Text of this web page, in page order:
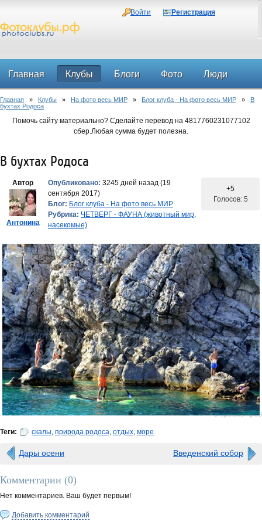
Войти Регистрация
Главная Клубы Блоги Фото Люди
Форум
Главная » Клубы » На фото весь МИР » Блог клуба - На фото весь МИР » В
бухтах Родоса
Помочь сайту материально? Сделайте перевод на 4817760231077102
сбер.Любая сумма будет полезна.
В бухтах Родоса
Автор
Антонина
Опубликовано: 3245 дней назад (19
сентября 2017)
Блог: Блог клуба - На фото весь МИР
Рубрика: ЧЕТВЕРГ - ФАУНА (животный мир,
насекомые)
+5
Голосов: 5
0 просмотров
Теги: скалы, природа родоса, отдых, море
Дары осени Введенский собор
Комментарии (0)
Нет комментариев. Ваш будет первым!
Добавить комментарий